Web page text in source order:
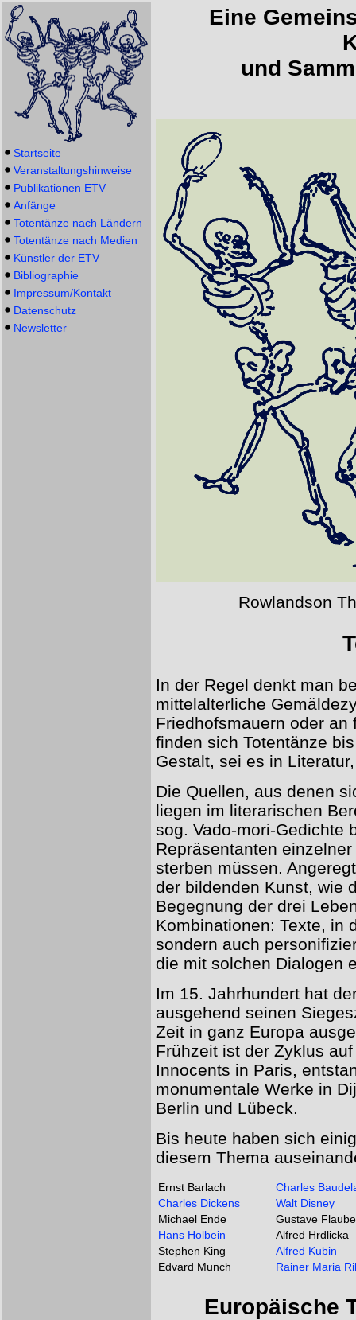
Startseite
Veranstaltungshinweise
Publikationen ETV
Anfänge
Totentänze nach Ländern
Totentänze nach Medien
Künstler der ETV
Bibliographie
Impressum/Kontakt
Datenschutz
Newsletter
Eine
und
Rowlandson
In der Regel denkt man
mittelalterliche
Friedhofsmauern oder
finden sich Totentänze
Gestalt, sei es in
Die Quellen, aus denen
liegen im literarischen
sog. Vado-mori-Gedichte
Repräsentanten
sterben müssen.
der bildenden Kunst, wie
Begegnung der drei
Kombinationen: Texte, in
sondern auch
die mit solchen Dialogen
Im 15. Jahrhundert hat
ausgehend seinen
Zeit in ganz Europa
Frühzeit ist der Zyklus
Innocents in Paris,
monumentale Werke in
Berlin und Lübeck.
Bis heute haben sich
diesem Thema
Ernst Barlach
Charles
Charles Dickens
Walt Disney
Michael Ende
Gustave
Hans Holbein
Alfred Hrdlicka
Stephen King
Alfred Kubin
Edvard Munch
Rainer Maria
Europäische